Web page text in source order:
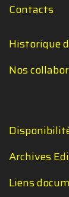
Contacts
Historique
Nos
Archives
Liens